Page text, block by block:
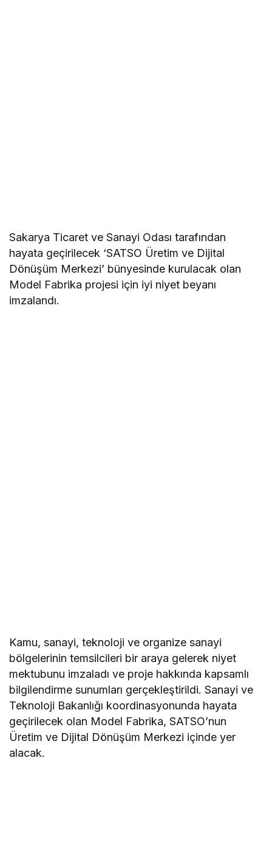
Sakarya Ticaret ve Sanayi Odası tarafından
hayata geçirilecek ‘SATSO Üretim ve Dijital
Dönüşüm Merkezi’ bünyesinde kurulacak olan
Model Fabrika projesi için iyi niyet beyanı
imzalandı.
Kamu, sanayi, teknoloji ve organize sanayi
bölgelerinin temsilcileri bir araya gelerek niyet
mektubunu imzaladı ve proje hakkında kapsamlı
bilgilendirme sunumları gerçekleştirildi. Sanayi ve
Teknoloji Bakanlığı koordinasyonunda hayata
geçirilecek olan Model Fabrika, SATSO’nun
Üretim ve Dijital Dönüşüm Merkezi içinde yer
alacak.